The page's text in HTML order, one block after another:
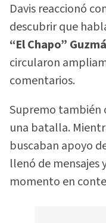
Davis reaccionó
descubrir que
“El Chapo”
circularon
comentarios.
Supremo también
una batalla.
buscaban apoyo
llenó de mensajes
momento en